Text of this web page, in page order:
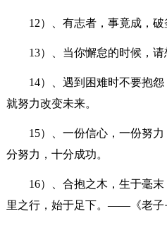
12）、有志者，事竟成，
13）、当你懈怠的时候，
14）、遇到困难时不要抱
就努力改变未来。
15）、一份信心，一份努
分努力，十分成功。
16）、合抱之木，生于毫
里之行，始于足下。——《老子·